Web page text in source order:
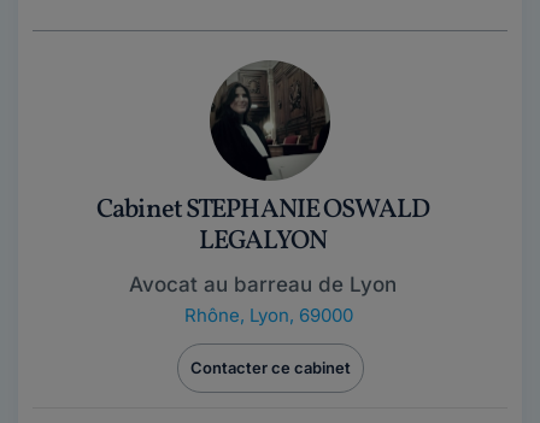
Cabinet STEPHANIE OSWALD
LEGALYON
Avocat au barreau de Lyon
Rhône, Lyon, 69000
Contacter ce cabinet